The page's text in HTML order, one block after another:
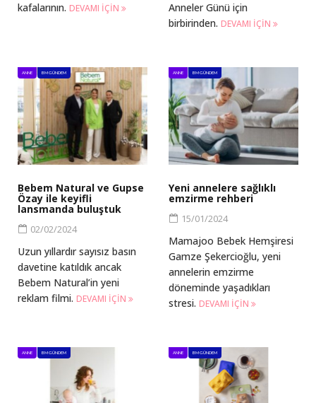
kafalarının. DEVAMI IÇIN
Anneler Günü için
birbirinden. DEVAMI IÇIN
ANNE BM GÜNDEM
Bebem Natural ve Gupse
Özay ile keyifli
lansmanda buluştuk
02/02/2024
Uzun yıllardır sayısız basın
davetine katıldık ancak
Bebem Natural’in yeni
reklam filmi. DEVAMI IÇIN
ANNE BM GÜNDEM
Yeni annelere sağlıklı
emzirme rehberi
15/01/2024
Mamajoo Bebek Hemşiresi
Gamze Şekercioğlu, yeni
annelerin emzirme
döneminde yaşadıkları
stresi. DEVAMI IÇIN
ANNE BM GÜNDEM ANNE BM GÜNDEM